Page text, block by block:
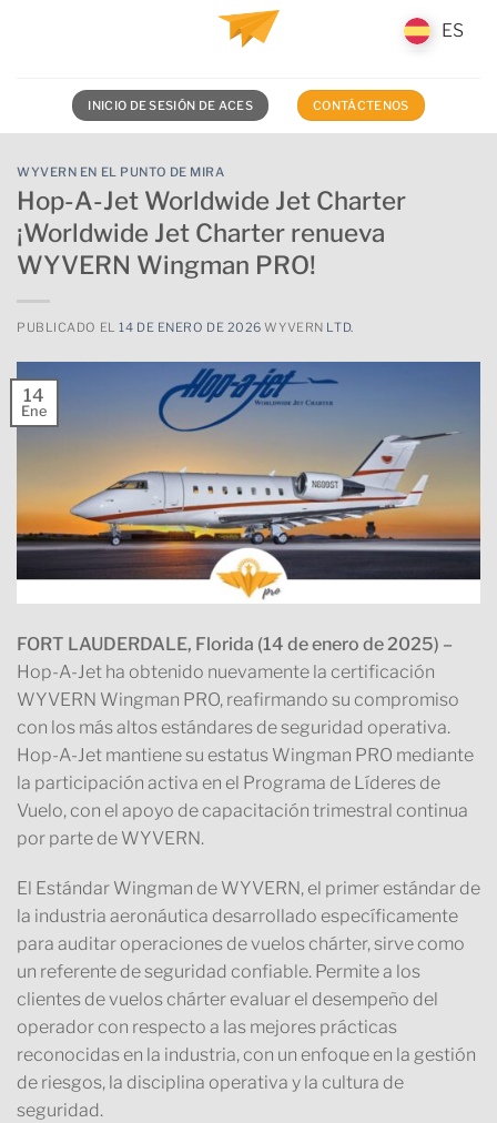
INICIO DE SESIÓN DE ACES CONTÁCTENOS
WYVERN EN EL PUNTO DE MIRA
Hop-A-Jet Worldwide Jet Charter
¡Worldwide Jet Charter renueva
WYVERN Wingman PRO!
PUBLICADO EL14 DE ENERO DE 2026 WYVERN LTD.
14
Ene
FORT LAUDERDALE, Florida (14 de enero de 2025) –
Hop-A-Jet ha obtenido nuevamente la certificación
WYVERN Wingman PRO, reafirmando su compromiso
con los más altos estándares de seguridad operativa.
Hop-A-Jet mantiene su estatus Wingman PRO mediante
la participación activa en el Programa de Líderes de
Vuelo, con el apoyo de capacitación trimestral continua
por parte de WYVERN.
El Estándar Wingman de WYVERN, el primer estándar de
la industria aeronáutica desarrollado específicamente
para auditar operaciones de vuelos chárter, sirve como
un referente de seguridad confiable. Permite a los
clientes de vuelos chárter evaluar el desempeño del
operador con respecto a las mejores prácticas
reconocidas en la industria, con un enfoque en la gestión
de riesgos, la disciplina operativa y la cultura de
seguridad.
ES
ES